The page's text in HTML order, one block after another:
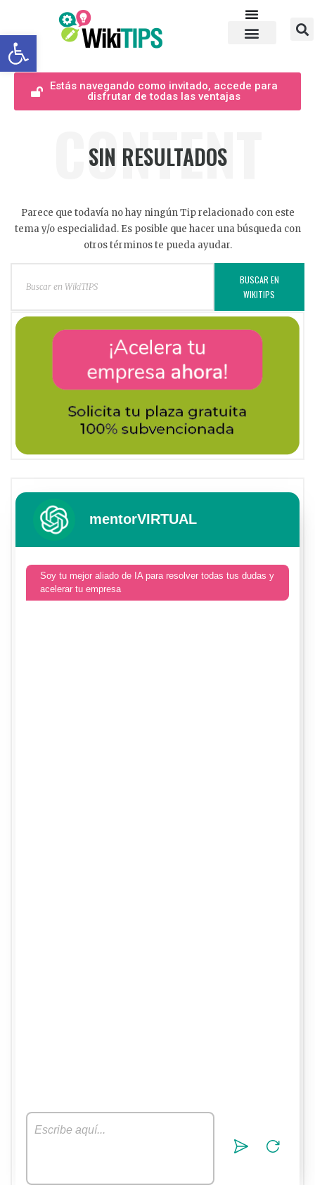
Abrir barra de herramientas
Estás navegando como invitado, accede para
disfrutar de todas las ventajas
CONTENT
SIN RESULTADOS
Parece que todavía no hay ningún Tip relacionado con este
tema y/o especialidad. Es posible que hacer una búsqueda con
otros términos te pueda ayudar.
BUSCAR EN
WIKITIPS
mentorVIRTUAL
Soy tu mejor aliado de IA para resolver todas tus dudas y
acelerar tu empresa